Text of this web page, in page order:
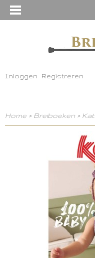
Inloggen Registreren
Home > Breiboeken >